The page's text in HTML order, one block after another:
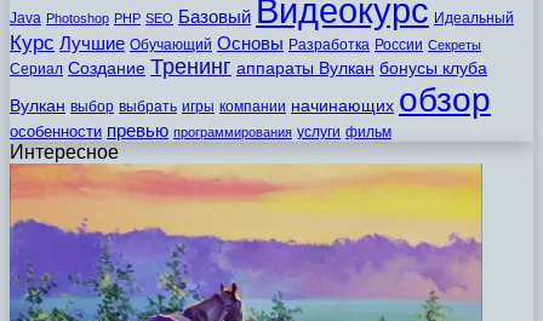
Java Photoshop PHP SEO Базовый Видеокурс Идеальный
Курс Лучшие Обучающий Основы Разработка России Секреты
Сериал Создание Тренинг аппараты Вулкан бонусы клуба
Вулкан выбор выбрать игры компании начинающих обзор
особенности превью программирования услуги фильм
Интересное